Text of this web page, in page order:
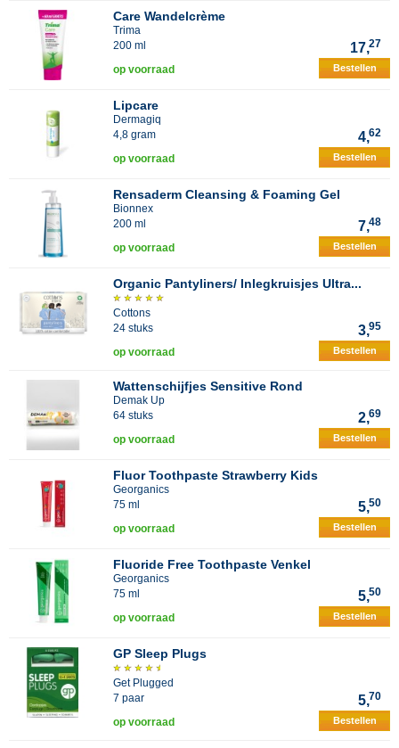
Care Wandelcrème
Trima
200 ml
17,27
op voorraad Bestellen
Lipcare
Dermagiq
4,8 gram
4,62
op voorraad Bestellen
Rensaderm Cleansing & Foaming Gel
Bionnex
200 ml
7,48
op voorraad Bestellen
Organic Pantyliners/ Inlegkruisjes Ultra...
Cottons
24 stuks
3,95
op voorraad Bestellen
Wattenschijfjes Sensitive Rond
Demak Up
64 stuks
2,69
op voorraad Bestellen
Fluor Toothpaste Strawberry Kids
Georganics
75 ml
5,50
op voorraad Bestellen
Fluoride Free Toothpaste Venkel
Georganics
75 ml
5,50
op voorraad Bestellen
GP Sleep Plugs
Get Plugged
7 paar
5,70
op voorraad Bestellen